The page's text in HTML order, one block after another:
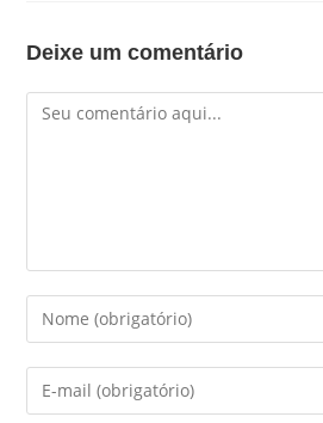
Deixe um comentário
Comentário
Digite
seu
nome
ou
Digite
seu